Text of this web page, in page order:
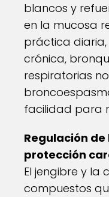
blancos y
en la mucosa
práctica diaria,
crónica,
respiratorias
facilidad para
Regulación
protección
El jengibre y la
compuestos